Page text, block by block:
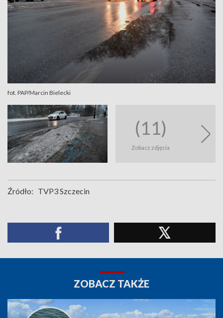
fot. PAP/Marcin Bielecki
(11)
Zobacz zdjęcia
Źródło: TVP3 Szczecin
ZOBACZ TAKŻE